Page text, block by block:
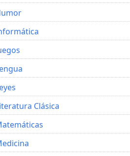
Clásica